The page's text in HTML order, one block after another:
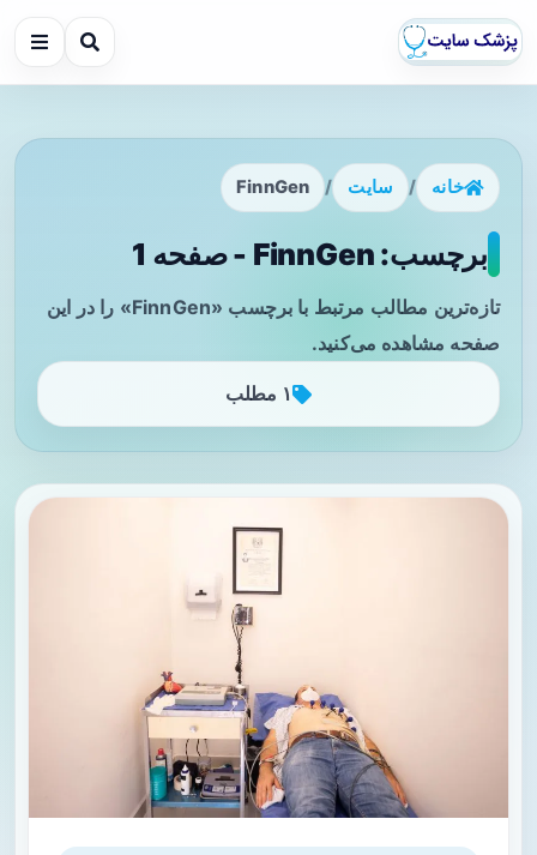
خانه / سایت /
FinnGen
برچسب: FinnGen - صفحه 1
تازه‌ترین مطالب مرتبط با برچسب «FinnGen» را در این
صفحه مشاهده می‌کنید.
۱ مطلب